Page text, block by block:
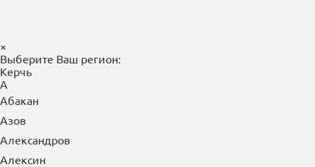
×
Выберите Ваш регион: